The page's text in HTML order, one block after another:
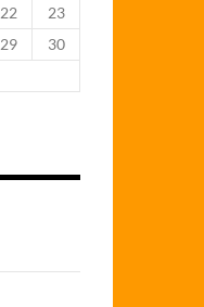
22
23
29
30